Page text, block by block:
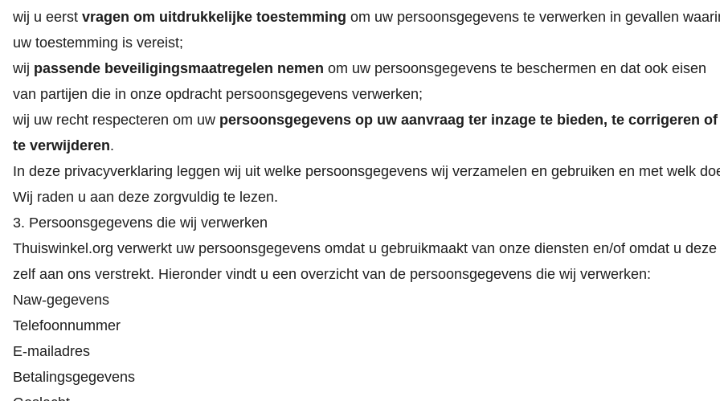
wij u eerst vragen om uitdrukkelijke toestemming om uw persoonsgegevens te verwerken in gevallen
uw toestemming is vereist;
wij passende beveiligingsmaatregelen nemen om uw persoonsgegevens te beschermen en dat ook eisen
van partijen die in onze opdracht persoonsgegevens verwerken;
wij uw recht respecteren om uw persoonsgegevens op uw aanvraag ter inzage te bieden, te corrigeren of
te verwijderen.
In deze privacyverklaring leggen wij uit welke persoonsgegevens wij verzamelen en gebruiken en met welk
Wij raden u aan deze zorgvuldig te lezen.
3. Persoonsgegevens die wij verwerken
Thuiswinkel.org verwerkt uw persoonsgegevens omdat u gebruikmaakt van onze diensten en/of omdat u deze
zelf aan ons verstrekt. Hieronder vindt u een overzicht van de persoonsgegevens die wij verwerken:
Naw-gegevens
Telefoonnummer
E-mailadres
Betalingsgegevens